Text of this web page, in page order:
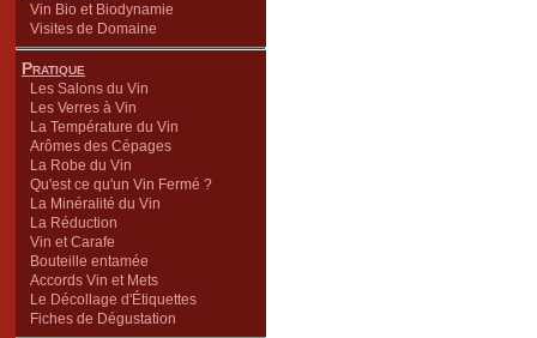
Vin Bio et Biodynamie
Visites de Domaine
Pratique
Les Salons du Vin
Les Verres à Vin
La Température du Vin
Arômes des Cépages
La Robe du Vin
Qu'est ce qu'un Vin Fermé ?
La Minéralité du Vin
La Réduction
Vin et Carafe
Bouteille entamée
Accords Vin et Mets
Le Décollage d'Étiquettes
Fiches de Dégustation